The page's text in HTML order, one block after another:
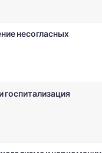
несогласных
госпитализация